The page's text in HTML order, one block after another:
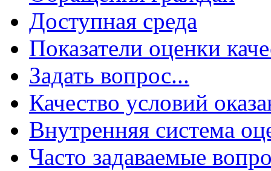
Доступная среда
Показатели оценки
Задать вопрос...
Качество условий
Внутренняя система
Часто задаваемые